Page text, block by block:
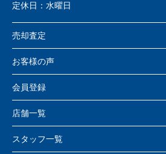
定休日： 水曜日
売却査定
お客様の声
会員登録
店舗一覧
スタッフ一覧